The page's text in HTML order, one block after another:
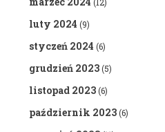
luty 2024 (9)
styczeń 2024 (6)
grudzień 2023(5)
listopad 2023(6)
październik 2023(6)